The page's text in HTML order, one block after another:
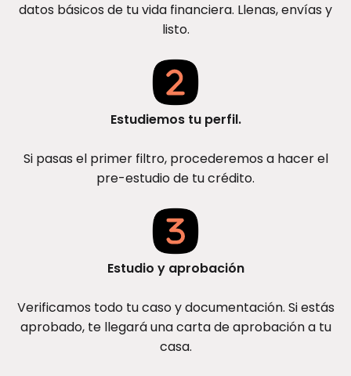
datos básicos de tu vida financiera. Llenas, envías y
listo.
Estudiemos tu perfil.
Si pasas el primer filtro, procederemos a hacer el
pre-estudio de tu crédito.
Estudio y aprobación
Verificamos todo tu caso y documentación. Si estás
aprobado, te llegará una carta de aprobación a tu
casa.